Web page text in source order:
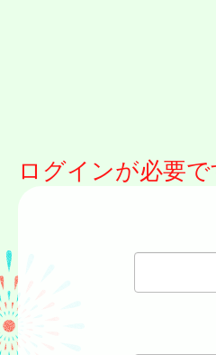
ログインが必要で